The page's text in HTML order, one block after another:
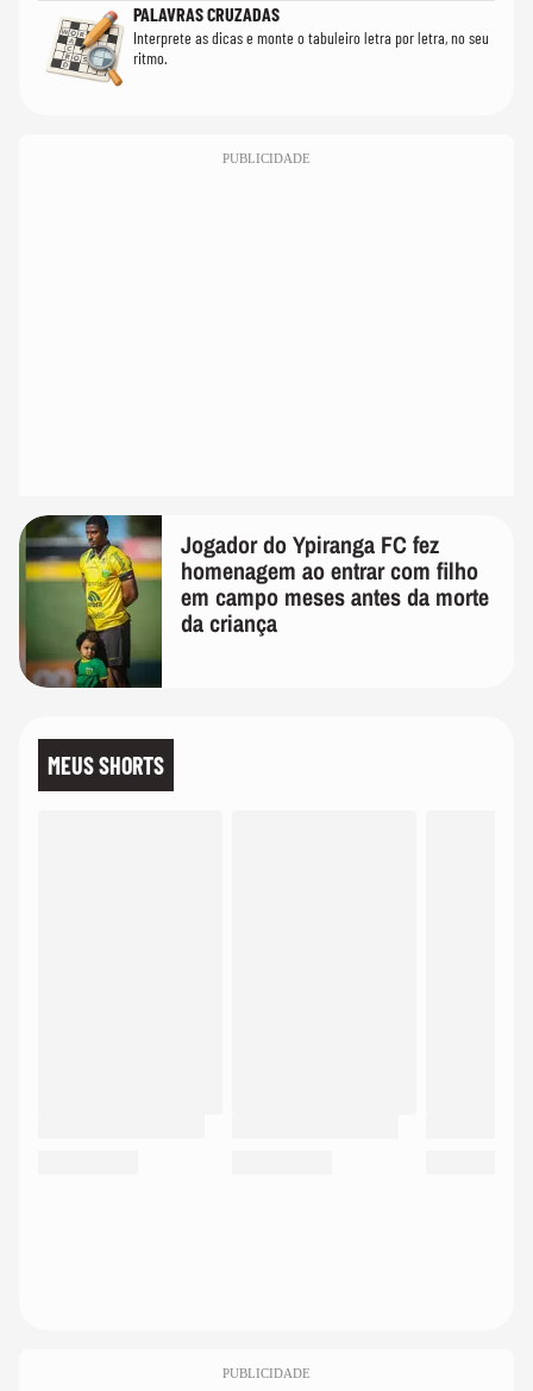
PALAVRAS CRUZADAS
Interprete as dicas e monte o tabuleiro letra por letra, no seu
ritmo.
PUBLICIDADE
Jogador do Ypiranga FC fez
homenagem ao entrar com filho
em campo meses antes da morte
da criança
MEUS SHORTS
PUBLICIDADE